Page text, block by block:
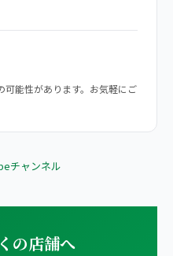
能性があります。お気軽にご
チャンネル
の店舗へ